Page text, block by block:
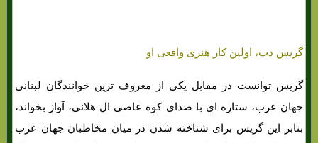
گریس دپ، اولین کار هنری واقعی او
گریس توانست در مقابل یکی از معروف ترین خوانندگان لبنانی
جهان عرب، ستاره اي با صدای کوه عاصی ال هلانی، آواز بخواند،
بنابر این گریس برای شناخته شدن در میان مخاطبان جهان عرب